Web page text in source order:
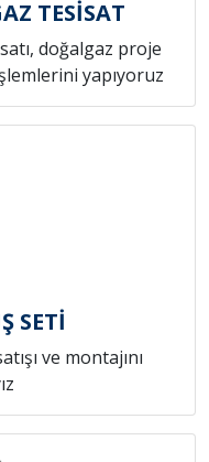
TESİSAT
doğalgaz proje
yapıyoruz
SETİ
ve montajını